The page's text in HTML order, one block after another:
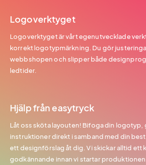
Logoverktyget
Logoverktyget är vårt egenutvecklade
korrekt logotypmärkning. Du gör
webbshopen och slipper både
ledtider.
Hjälp från easytryck
Låt oss sköta layouten! Bifoga din logotyp,
instruktioner direkt i samband med din
ett designförslag åt dig. Vi skickar alltid ett
godkännande innan vi startar